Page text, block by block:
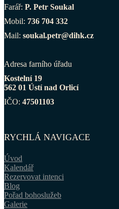
Farář: P. Petr Soukal
Mobil: 736 704 332
Mail: soukal.petr@dihk.cz
Adresa farního úřadu
Kostelní 19
562 01 Ústí nad Orlicí
IČO: 47501103
RYCHLÁ NAVIGACE
Úvod
Kalendář
Rezervovat intenci
Blog
Pořad bohoslužeb
Galerie